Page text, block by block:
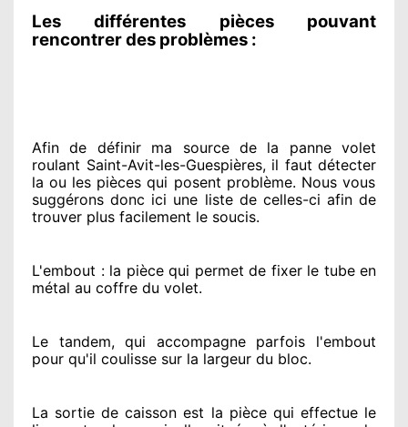
Les différentes pièces pouvant
rencontrer des problèmes :
Afin de définir ma sourcede la panne volet
roulant Saint-Avit-les-Guespières, il faut détecter
la ou les pièces qui posent problème. Nous vous
suggérons donc ici une liste de celles-ci afin de
trouver plus facilement le soucis.
L'embout : la pièce qui permet de fixer le tube en
métal au coffre du volet.
Le tandem, qui accompagne parfois l'embout
pour qu'il coulisse sur la largeur du bloc.
La sortie de caisson est la pièce qui effectuele